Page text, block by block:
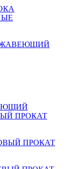
ПРОКАТ
ПРОКАТ